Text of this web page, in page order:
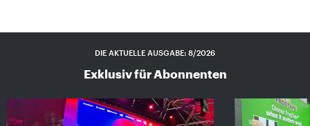
DIE AKTUELLE AUSGABE: 8/2026
Exklusiv für Abonnenten